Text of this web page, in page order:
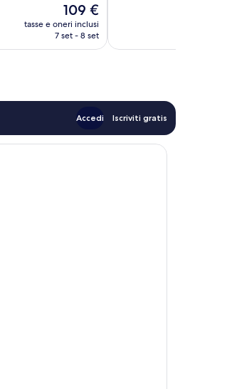
Il
prezzo
attuale
109 €
tasse e oneri inclusi
7 set - 8 set
Accedi Iscriviti gratis